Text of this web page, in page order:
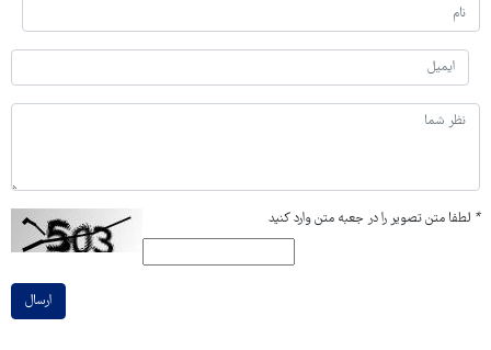
* لطفا متن تصویر را در جعبه متن وارد کنید
ارسال